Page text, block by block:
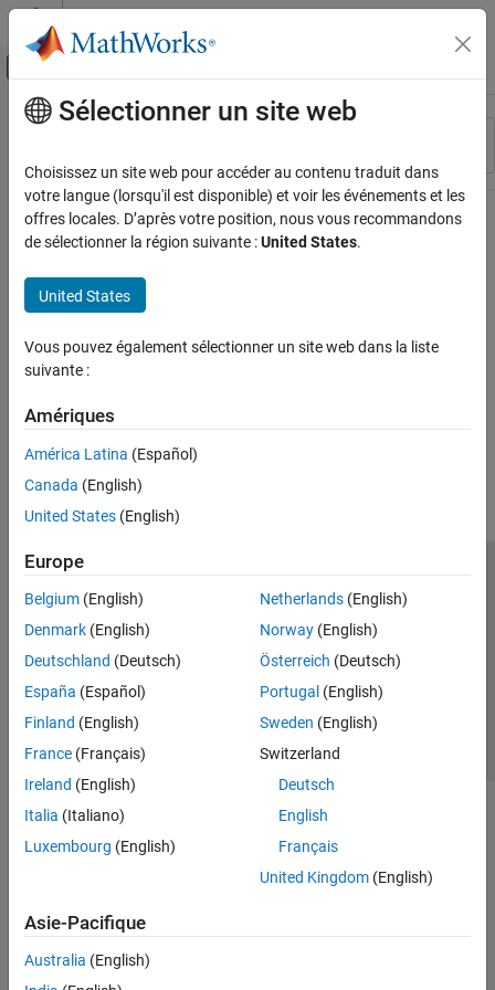
Passer au contenu
Activer/désactiver l'affichage du menu
Ressource
Contenu principal
Sélectionner un site web
Choisissez un site web pour accéder au contenu traduit dans
votre langue (lorsqu'il est disponible) et voir les événements et les
offres locales. D’après votre position, nous vous recommandons
de sélectionner la région suivante :United States.
United States
Vous pouvez également sélectionner un site web dans la liste
suivante :
Amériques
América Latina (Español)
Canada (English)
United States (English)
Europe
Belgium (English)
Denmark (English)
Deutschland (Deutsch)
España (Español)
Finland (English)
France (Français)
Ireland (English)
Italia (Italiano)
Luxembourg (English)
Netherlands(English)
Norway(English)
Österreich (Deutsch)
Portugal (English)
Sweden (English)
Switzerland
Deutsch
English
Français
United Kingdom(English)
Asie-Pacifique
Australia (English)
Lutte anti-piratage
Contacts locaux
© 1994-2026 The MathWorks, Inc.